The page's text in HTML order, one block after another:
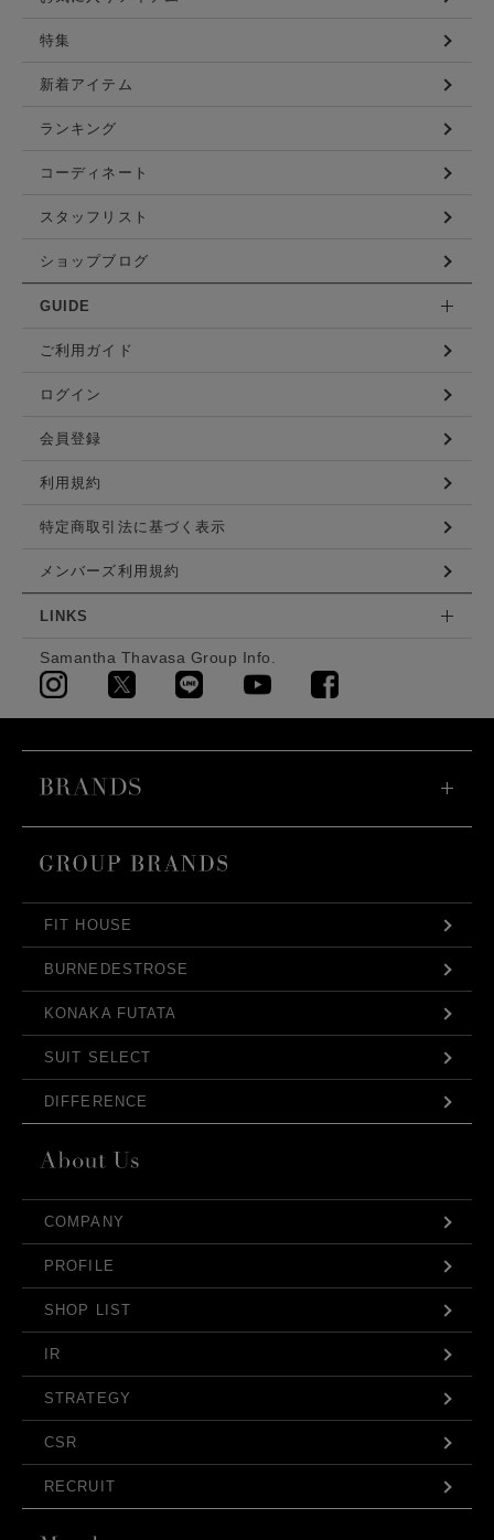
特集
新着アイテム
ランキング
コーディネート
スタッフリスト
ショップブログ
GUIDE
ご利用ガイド
ログイン
会員登録
利用規約
特定商取引法に基づく表示
メンバーズ利用規約
LINKS
Samantha Thavasa Group Info.
FIT HOUSE
BURNEDESTROSE
KONAKA FUTATA
SUIT SELECT
DIFFERENCE
COMPANY
PROFILE
SHOP LIST
IR
STRATEGY
CSR
RECRUIT